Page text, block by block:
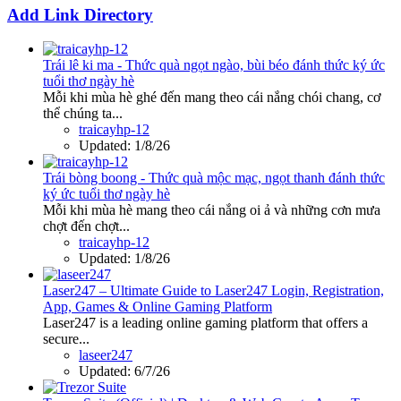
Add Link Directory
Trái lê ki ma - Thức quà ngọt ngào, bùi béo đánh thức ký ức
tuổi thơ ngày hè
Mỗi khi mùa hè ghé đến mang theo cái nắng chói chang, cơ
thể chúng ta...
traicayhp-12
Updated: 1/8/26
Trái bòng boong - Thức quà mộc mạc, ngọt thanh đánh thức
ký ức tuổi thơ ngày hè
Mỗi khi mùa hè mang theo cái nắng oi ả và những cơn mưa
chợt đến chợt...
traicayhp-12
Updated: 1/8/26
Laser247 – Ultimate Guide to Laser247 Login, Registration,
App, Games & Online Gaming Platform
Laser247 is a leading online gaming platform that offers a
secure...
laseer247
Updated: 6/7/26